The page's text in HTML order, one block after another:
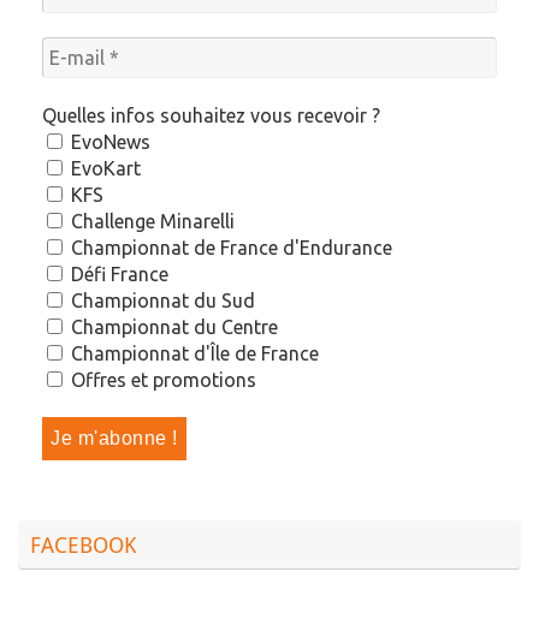
Quelles infos souhaitez vous recevoir ?
EvoNews
EvoKart
KFS
Challenge Minarelli
Championnat de France d'Endurance
Défi France
Championnat du Sud
Championnat du Centre
Championnat d'Île de France
Offres et promotions
FACEBOOK